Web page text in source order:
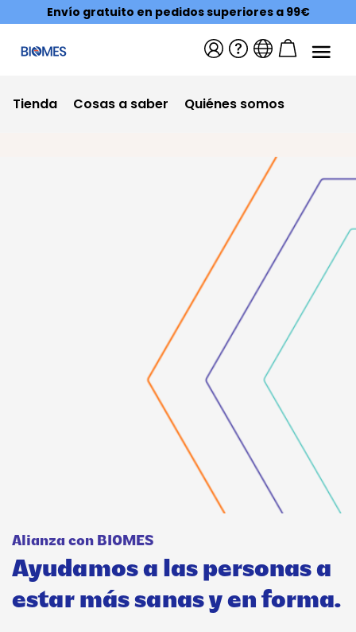
Envío gratuito en pedidos superiores a 99€
Tienda Cosas a saber Quiénes somos
Alianza con BIOMES
Ayudamos a las personas a
estar más sanas y en forma.